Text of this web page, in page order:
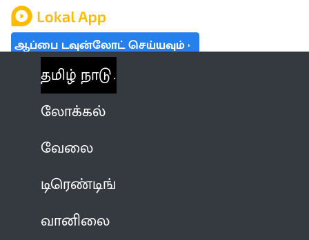
ஆப்பை டவுன்லோட் செய்யவும்
தமிழ் நாடு
லோக்கல்
வேலை
டிரெண்டிங்
வானிலை